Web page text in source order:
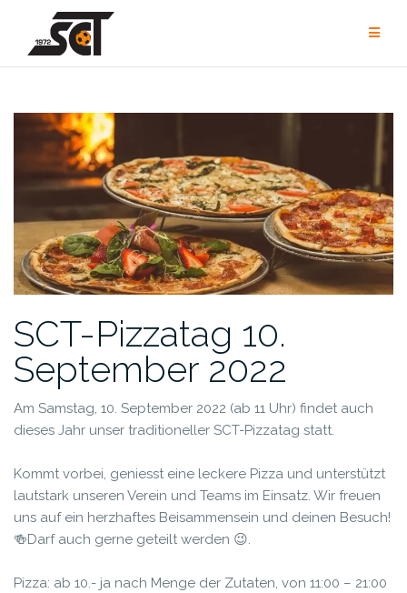
springen
SCT-Pizzatag 10.
September 2022
Am Samstag, 10. September 2022 (ab 11 Uhr) findet auch
dieses Jahr unser traditioneller SCT-Pizzatag statt.
Kommt vorbei, geniesst eine leckere Pizza und unterstützt
lautstark unseren Verein und Teams im Einsatz. Wir freuen
uns auf ein herzhaftes Beisammensein und deinen Besuch!
🍻Darf auch gerne geteilt werden 😉.
Pizza: ab 10.- ja nach Menge der Zutaten, von 11:00 – 21:00